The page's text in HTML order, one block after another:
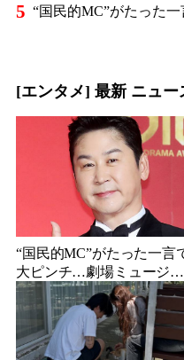
5
[エンタメ] 最新 ニュー
“国民的MC”がたった一言
大ピンチ…劇場ミュージカ
ルを巡る発言に批判続出、
ついに長文で謝罪